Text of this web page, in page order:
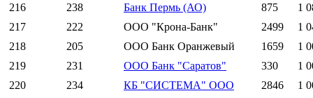
216
238 Банк Пермь (АО) 875
1
217
222 ООО "Крона-Банк" 2499
1
218
205 ООО Банк Оранжевый 1659
1
219
231 ООО Банк "Саратов" 330
1
220
234 КБ "СИСТЕМА" ООО 2846
1